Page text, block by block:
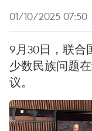
01/10/2025 07:50
9月30日，联合
少数民族问题
议。